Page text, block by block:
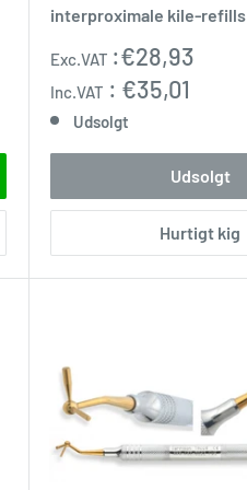
interproximale kile-refills
Udsalgspris
Exc.VAT :€28,93
Inc.VAT : €35,01
Udsolgt
Udsolgt
Hurtigt kig